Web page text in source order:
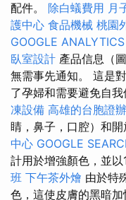
配件。 除白蟻費用 月
護中心 食品機械 桃園
GOOGLE ANALYTICS
臥室設計 產品信息（
無需事先通知。 這是
了孕婦和需要避免自
凍設備 高雄的台胞證
睛，鼻子，口腔）和開
中心 GOOGLE
計用於增強顏色，並以
班 下午茶外燴 由於特
色，這使皮膚的黑暗